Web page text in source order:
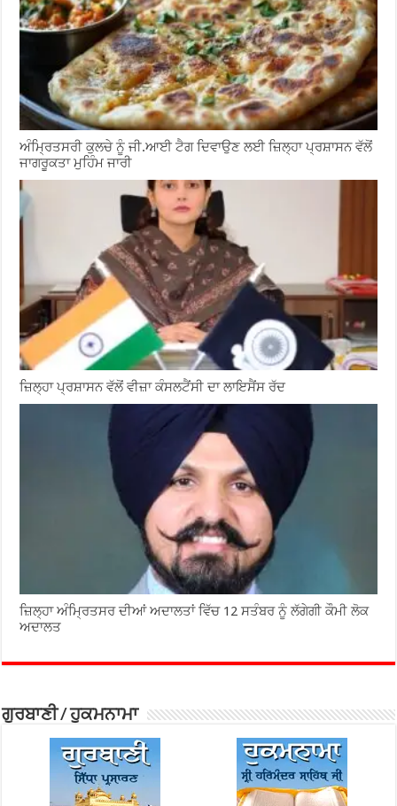
ਅੰਮ੍ਰਿਤਸਰੀ ਕੁਲਚੇ ਨੂੰ ਜੀ.ਆਈ ਟੈਗ ਦਿਵਾਉਣ ਲਈ ਜ਼ਿਲ੍ਹਾ ਪ੍ਰਸ਼ਾਸਨ ਵੱਲੋਂ
ਜਾਗਰੂਕਤਾ ਮੁਹਿੰਮ ਜਾਰੀ
ਜ਼ਿਲ੍ਹਾ ਪ੍ਰਸ਼ਾਸਨ ਵੱਲੋਂ ਵੀਜ਼ਾ ਕੰਸਲਟੈਂਸੀ ਦਾ ਲਾਇਸੈਂਸ ਰੱਦ
ਜ਼ਿਲ੍ਹਾ ਅੰਮ੍ਰਿਤਸਰ ਦੀਆਂ ਅਦਾਲਤਾਂ ਵਿੱਚ 12 ਸਤੰਬਰ ਨੂੰ ਲੱਗੇਗੀ ਕੌਮੀ ਲੋਕ
ਅਦਾਲਤ
ਗੁਰਬਾਣੀ / ਹੁਕਮਨਾਮਾ